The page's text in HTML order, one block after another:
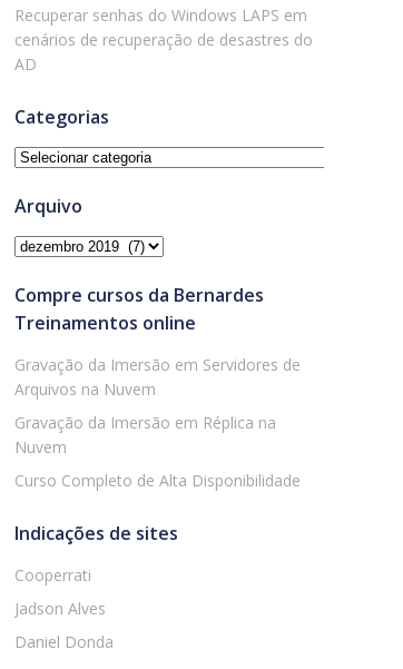
Recuperar senhas do Windows LAPS em
cenários de recuperação de desastres do
AD
Categorias
Categorias
Arquivo
Arquivo
Compre cursos da Bernardes
Treinamentos online
Gravação da Imersão em Servidores de
Arquivos na Nuvem
Gravação da Imersão em Réplica na
Nuvem
Curso Completo de Alta Disponibilidade
Indicações de sites
Cooperrati
Jadson Alves
Daniel Donda